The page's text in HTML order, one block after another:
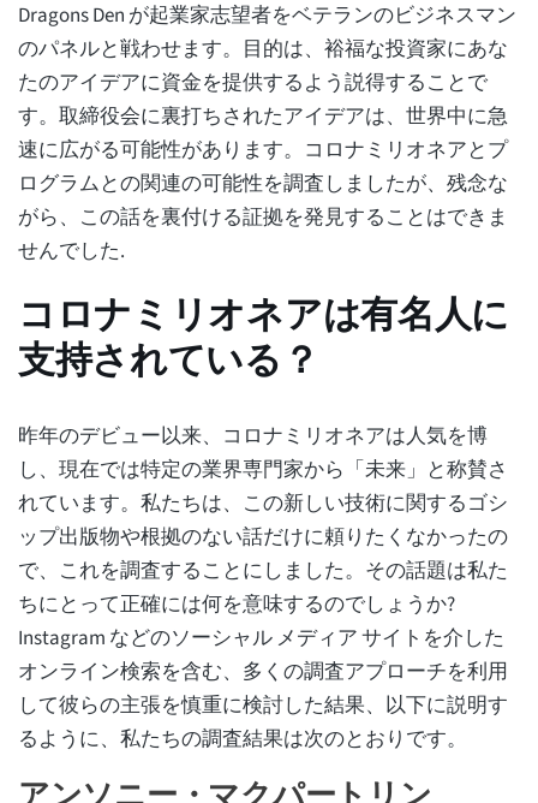
Dragons Den が起業家志望者をベテランのビジネスマン
のパネルと戦わせます。目的は、裕福な投資家にあな
たのアイデアに資金を提供するよう説得することで
す。取締役会に裏打ちされたアイデアは、世界中に急
速に広がる可能性があります。コロナミリオネアとプ
ログラムとの関連の可能性を調査しましたが、残念な
がら、この話を裏付ける証拠を発見することはできま
せんでした.
コロナミリオネアは有名人に
支持されている？
昨年のデビュー以来、コロナミリオネアは人気を博
し、現在では特定の業界専門家から「未来」と称賛さ
れています。私たちは、この新しい技術に関するゴシ
ップ出版物や根拠のない話だけに頼りたくなかったの
で、これを調査することにしました。その話題は私た
ちにとって正確には何を意味するのでしょうか?
Instagram などのソーシャル メディア サイトを介した
オンライン検索を含む、多くの調査アプローチを利用
して彼らの主張を慎重に検討した結果、以下に説明す
るように、私たちの調査結果は次のとおりです。